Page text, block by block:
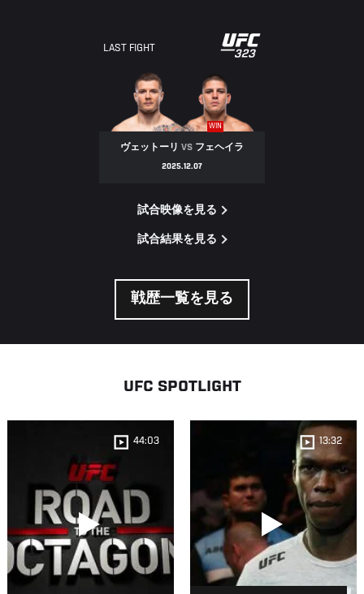
LAST FIGHT
WIN
ヴェットーリ VSフェヘイラ
2025.12.07
試合映像を見る
試合結果を見る
戦歴一覧を見る
UFC SPOTLIGHT
44:03 13:32